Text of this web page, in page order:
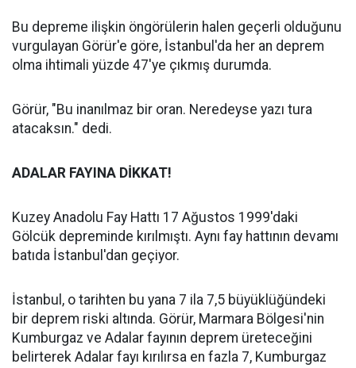
Bu depreme ilişkin öngörülerin halen geçerli olduğunu
vurgulayan Görür'e göre, İstanbul'da her an deprem
olma ihtimali yüzde 47'ye çıkmış durumda.
Görür, "Bu inanılmaz bir oran. Neredeyse yazı tura
atacaksın." dedi.
ADALAR FAYINA DİKKAT!
Kuzey Anadolu Fay Hattı 17 Ağustos 1999'daki
Gölcük depreminde kırılmıştı. Aynı fay hattının devamı
batıda İstanbul'dan geçiyor.
İstanbul, o tarihten bu yana 7 ila 7,5 büyüklüğündeki
bir deprem riski altında. Görür, Marmara Bölgesi'nin
Kumburgaz ve Adalar fayının deprem üreteceğini
belirterek Adalar fayı kırılırsa en fazla 7, Kumburgaz